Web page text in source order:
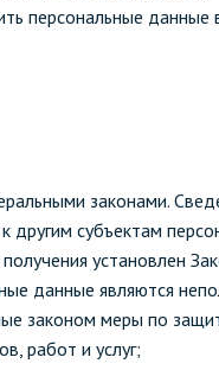
персональные данные
законами.
субъектам
установлен
данные являются
законом меры по
работ и услуг;